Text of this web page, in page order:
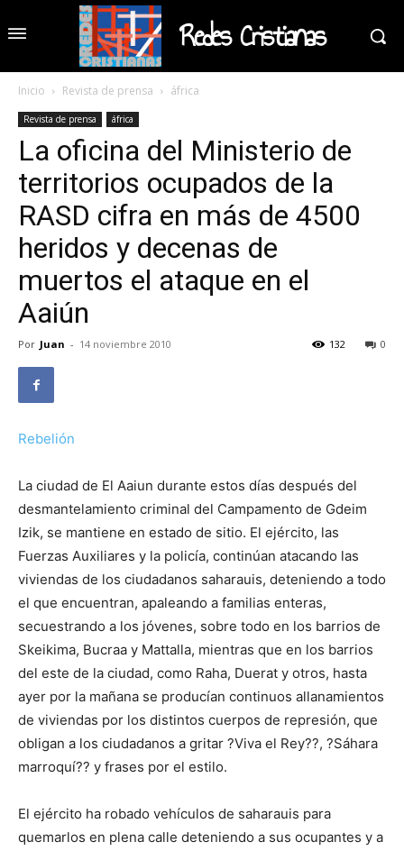
Redes Cristianas
Inicio Revista de prensa áfrica
Revista de prensa áfrica
La oficina del Ministerio de
territorios ocupados de la
RASD cifra en más de 4500
heridos y decenas de
muertos el ataque en el
Aaiún
Por Juan - 14 noviembre 2010 0
132
Rebelión
La ciudad de El Aaiun durante estos días después del
desmantelamiento criminal del Campamento de Gdeim
Izik, se mantiene en estado de sitio. El ejército, las
Fuerzas Auxiliares y la policía, continúan atacando las
viviendas de los ciudadanos saharauis, deteniendo a todo
el que encuentran, apaleando a familias enteras,
secuestrando a los jóvenes, sobre todo en los barrios de
Skeikima, Bucraa y Mattalla, mientras que en los barrios
del este de la ciudad, como Raha, Duerat y otros, hasta
ayer por la mañana se producían continuos allanamientos
de viviendas por los distintos cuerpos de represión, que
obligan a los ciudadanos a gritar ?Viva el Rey??, ?Sáhara
marroquí?? y frases por el estilo.
El ejército ha robado vehículos de saharauis para
quemarlos en plena calle deteniendo a sus ocupantes y a